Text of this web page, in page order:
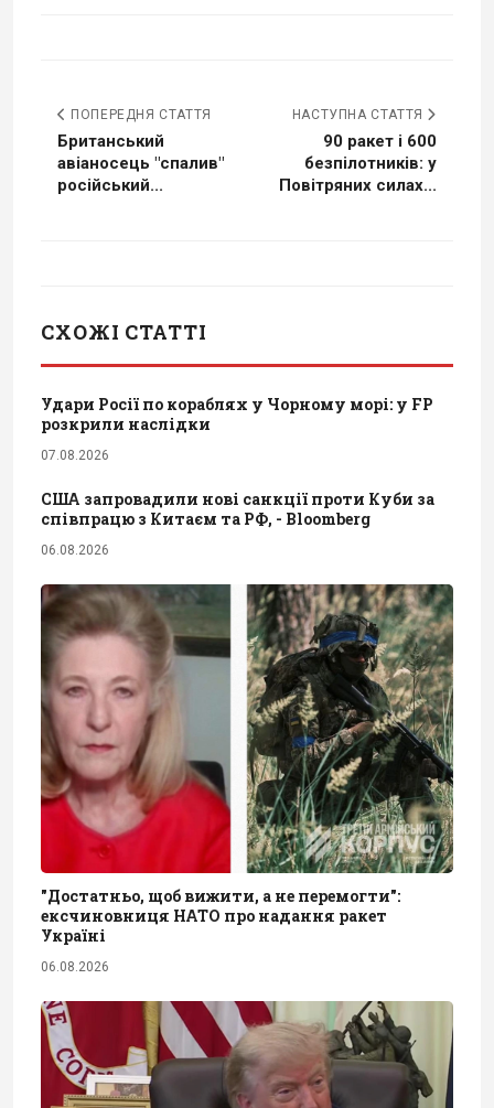
ПОПЕРЕДНЯ СТАТТЯ
Британський
авіаносець "спалив"
російський...
НАСТУПНА СТАТТЯ
90 ракет і 600
безпілотників: у
Повітряних силах...
СХОЖІ СТАТТІ
Удари Росії по кораблях у Чорному морі: у FP
розкрили наслідки
07.08.2026
США запровадили нові санкції проти Куби за
співпрацю з Китаєм та РФ, - Bloomberg
06.08.2026
"Достатньо, щоб вижити, а не перемогти":
ексчиновниця НАТО про надання ракет
Україні
06.08.2026